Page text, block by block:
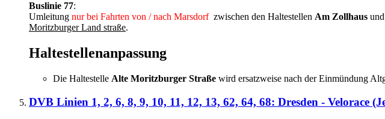
Buslinie 77:
Umleitung nur bei Fahrten von / nach Marsdorfzwischen den Haltestellen Am Zollhaus und
Moritzburger Land straße.
Haltestellenanpassung
Die Haltestelle Alte Moritzburger Straße wird ersatzweise nach der Einmündung
DVB Linien 1, 2, 6, 8, 9, 10, 11, 12, 13, 62, 64, 68: Dresden - Velorace